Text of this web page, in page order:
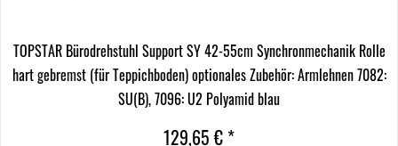
TOPSTAR Bürodrehstuhl Support SY 42-55cm Synchronmechanik Rolle
hart gebremst (für Teppichboden) optionales Zubehör: Armlehnen 7082:
SU(B), 7096: U2 Polyamid blau
129,65 € *